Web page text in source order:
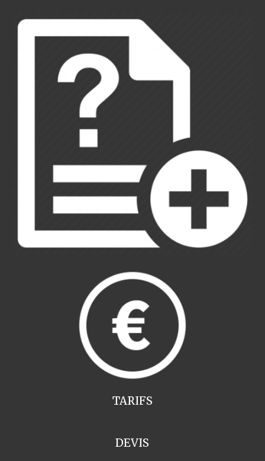
TARIFS
DEVIS